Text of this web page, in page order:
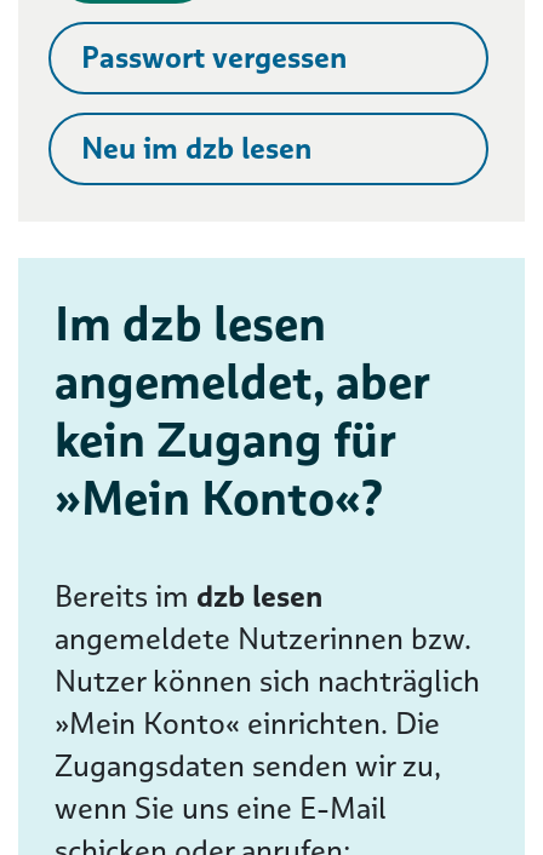
Passwort vergessen
Neu im dzb lesen
Im dzb lesen
angemeldet, aber
kein Zugang für
»Mein Konto«?
Bereits im dzb lesen
angemeldete Nutzerinnen bzw.
Nutzer können sich nachträglich
»Mein Konto« einrichten. Die
Zugangsdaten senden wir zu,
wenn Sie uns eine E-Mail